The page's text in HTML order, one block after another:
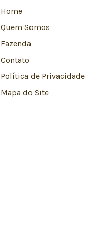
Home
Quem Somos
Fazenda
Contato
Política de Privacidade
Mapa do Site